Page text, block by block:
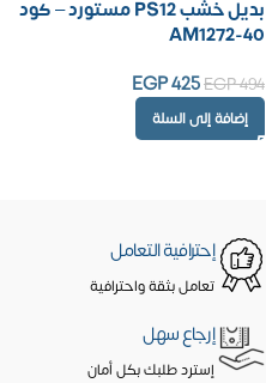
بديل خشب PS12 مستورد – كود
AM1272-40
EGP494
EGP425
إضافة إلى السلة
إحترافية التعامل
تعامل بثقة واحترافية
إرجاع سهل
إسترد طلبك بكل أمان